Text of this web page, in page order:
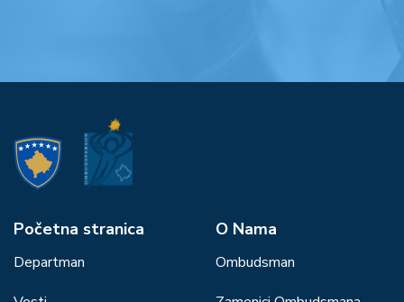
Početna stranica
Departman
О Nama
Ombudsman